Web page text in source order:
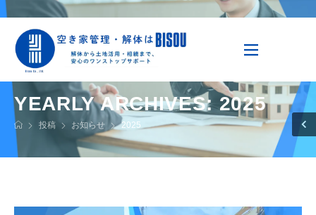
YEARLY ARCHIVES: 2025
投稿 お知らせ 2025